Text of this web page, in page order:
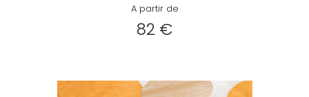
A partir de
82 €